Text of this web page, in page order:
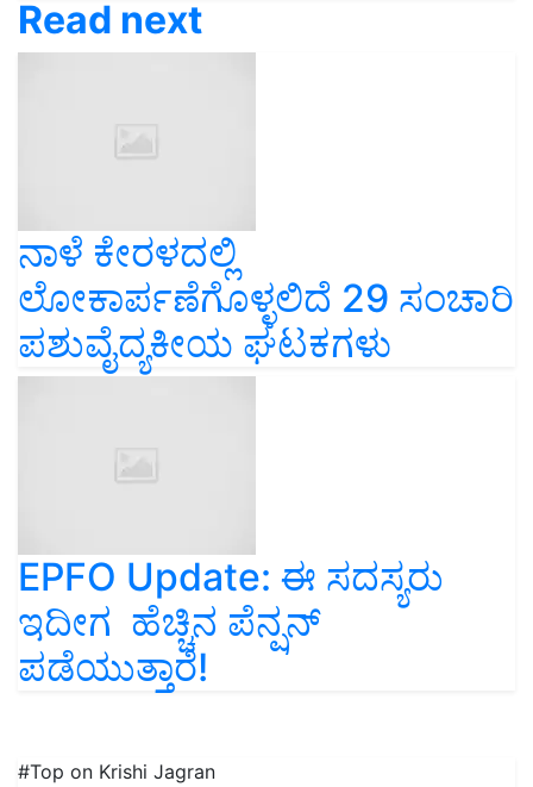
ನಾಳೆ ಕೇರಳದಲ್ಲಿ
ಲೋಕಾರ್ಪಣೆಗೊಳ್ಳಲಿದೆ 29 ಸಂಚಾರಿ
ಪಶುವೈದ್ಯಕೀಯ ಘಟಕಗಳು
EPFO Update: ಈ ಸದಸ್ಯರು
ಇದೀಗ ಹೆಚ್ಚಿನ ಪೆನ್ಷನ್‌
ಪಡೆಯುತ್ತಾರೆ!
ಪಿ.ಎಂ. ಕಿಸಾನ್